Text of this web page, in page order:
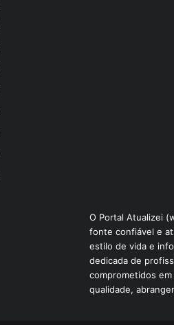
O Portal Atualizei
fonte confiável e
estilo de vida e
dedicada de
comprometidos
qualidade,